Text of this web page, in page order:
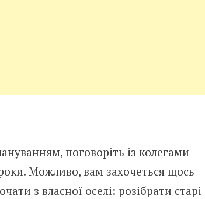
поговоріть із колегами
Можливо, вам захочеться щось
з власної оселі: розібрати старі